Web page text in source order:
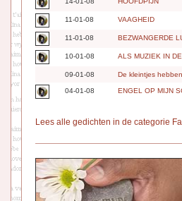
11-01-08 VAAGHEID
11-01-08 BEZWANGERDE
10-01-08 ALS MUZIEK IN
09-01-08 De kleintjes
04-01-08 ENGEL OP MIJN
Lees alle gedichten in de categorie